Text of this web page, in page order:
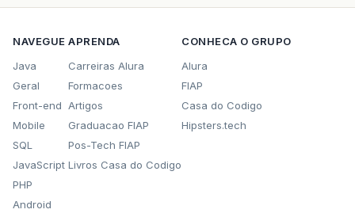
NAVEGUE
Java
Geral
Front-end
Mobile
SQL
JavaScript
PHP
Android
APRENDA
Carreiras Alura
Formacoes
Artigos
Graduacao FIAP
Pos-Tech FIAP
Livros Casa do Codigo
CONHECA O GRUPO
Alura
FIAP
Casa do Codigo
Hipsters.tech